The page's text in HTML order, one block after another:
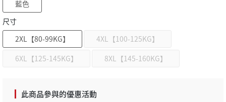
藍色
尺寸
2XL【80-99KG】
4XL【100-125KG】
6XL【125-145KG】
8XL【145-160KG】
此商品參與的優惠活動